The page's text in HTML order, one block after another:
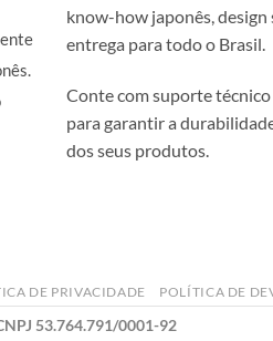
know-how japonês, design
entrega para todo o Brasil.
Conte com suporte
para garantir a
dos seus produtos.
DE PRIVACIDADE POLÍTICA DE
53.764.791/0001-92